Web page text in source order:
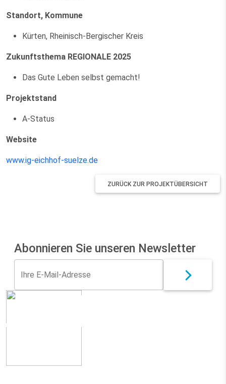
Standort, Kommune
Kürten, Rheinisch-Bergischer Kreis
Zukunftsthema REGIONALE 2025
Das Gute Leben selbst gemacht!
Projektstand
A-Status
Website
www.ig-eichhof-suelze.de
ZURÜCK ZUR PROJEKTÜBERSICHT
Abonnieren Sie unseren Newsletter